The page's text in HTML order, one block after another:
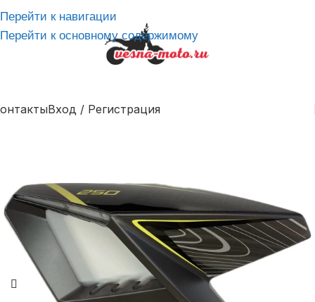
Перейти к навигации
Перейти к основному содержимому
Вход / Регистрация